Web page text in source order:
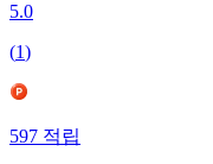
5.0
(1)
597 적립